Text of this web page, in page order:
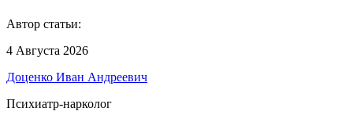
Автор статьи:
4 Августа 2026
Доценко Иван Андреевич
Психиатр-нарколог